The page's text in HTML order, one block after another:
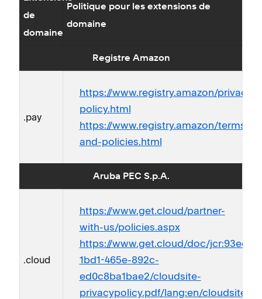
de
domaine
Politique pour les extensions de
domaine
Registre Amazon
.pay
https://www.registry.amazon/privacy-
policy.html
https://www.registry.amazon/terms-
and-policies.html
Aruba PEC S.p.A.
.cloud
https://www.get.cloud/partner-
with-us/policies.aspx
https://www.get.cloud/doc/
1bd1-465e-892c-
ed0c8ba1bae2/cloudsite-
privacypolicy.pdf/lang:en/cloudsite-